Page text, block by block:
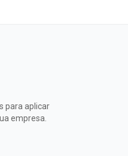
para aplicar
empresa.